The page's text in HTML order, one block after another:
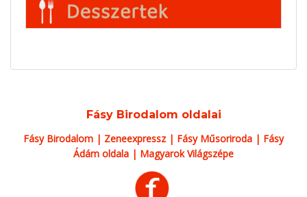
Fásy Birodalom oldalai
Fásy Birodalom | Zeneexpressz| Fásy Műsoriroda | Fásy
Ádám oldala | Magyarok Világszépe